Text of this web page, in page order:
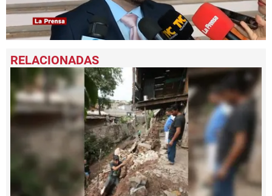
seconds
of
minutes,
58
seconds